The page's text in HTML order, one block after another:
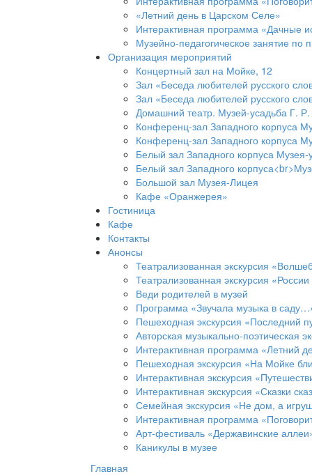
«Летний день в Царском Селе»
Интерактивная программа «Дачные
Музейно-педагогическое занятие
Организация мероприятий
Концертный зал на Мойке, 12
Зал «Беседа любителей русского
Зал «Беседа любителей русского
Домашний театр. Музей-усадьба Г.
Конференц-зал Западного корпуса
Конференц-зал Западного корпуса
Белый зал Западного корпуса
Белый зал Западного
Большой зал Музея-Лицея
Кафе «Оранжерея»
Гостиница
Кафе
Контакты
Анонсы
Театрализованная экскурсия
Театрализованная экскурсия
Веди родителей в музей
Программа «Звучала музыка в
Пешеходная экскурсия «Последний
Авторская музыкально-поэтическая
Интерактивная программа «Летний
Пешеходная экскурсия «На Мойке
Интерактивная экскурсия
Интерактивная экскурсия «Сказки
Семейная экскурсия «Не дом, а
Интерактивная программа
Арт-фестиваль «Державинские
Каникулы в музее
Главная